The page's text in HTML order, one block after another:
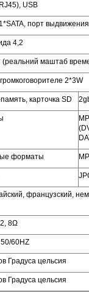
USB
порт
4,2
(реальний маштаб
2*3W
карточка SD
форматы
французский,
8Ω
60HZ
Градуса цельсия
Градуса цельсия